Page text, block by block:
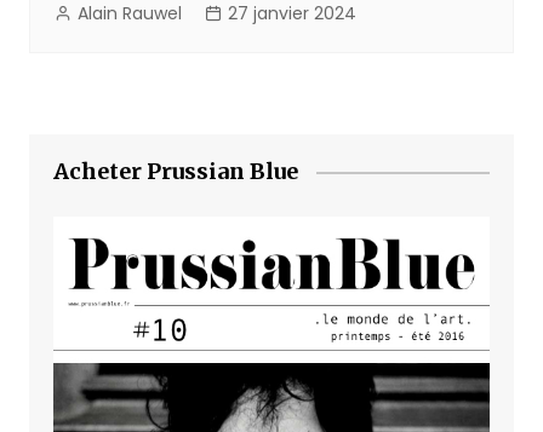
Alain Rauwel 27 janvier 2024
Acheter Prussian Blue